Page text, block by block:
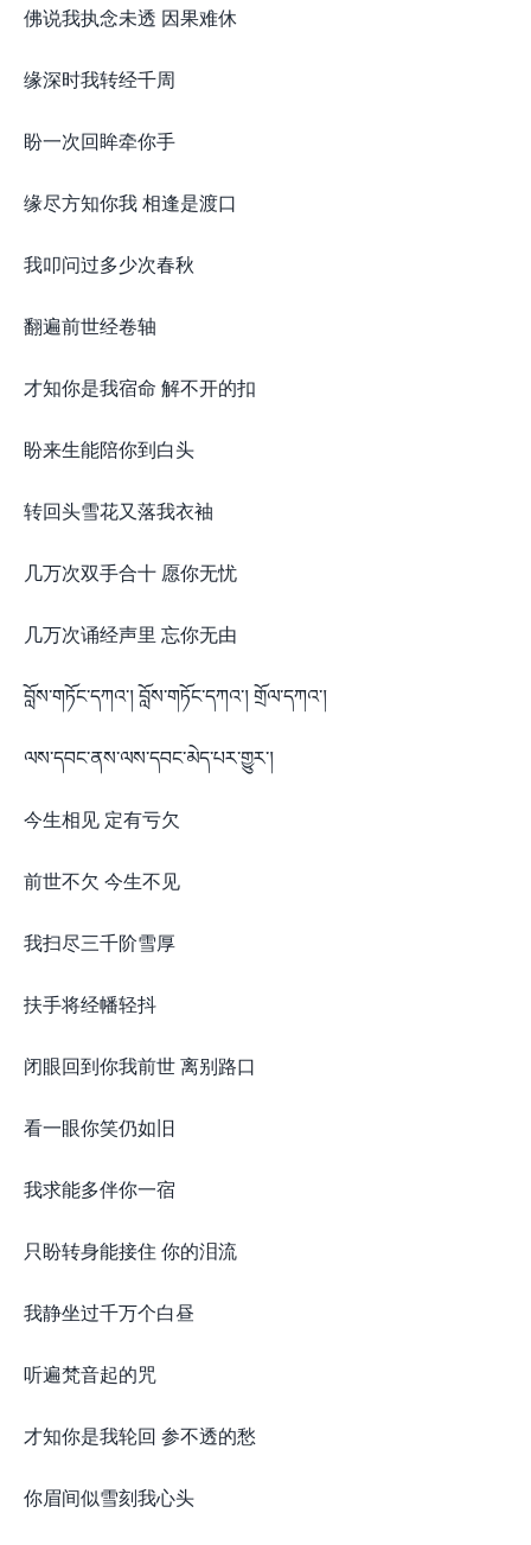
佛说我执念未透 因果难休​
缘深时我转经千周​
盼一次回眸牵你手​
缘尽方知你我 相逢是渡口
我叩问过多少次春秋​
翻遍前世经卷轴​
才知你是我宿命 解不开的扣​
盼来生能陪你到白头​
转回头雪花又落我衣袖
几万次双手合十 愿你无忧
几万次诵经声里 忘你无由​
བློས་གཏོང་དཀའ་། བློས་གཏོང་དཀའ་། གྲོལ་དཀའ་།
ལས་དབང་ནས་ལས་དབང་མེད་པར་གྱུར་།
今生相见 定有亏欠
前世不欠 今生不见
我扫尽三千阶雪厚
扶手将经幡轻抖
闭眼回到你我前世 离别路口​
看一眼你笑仍如旧
我求能多伴你一宿
只盼转身能接住 你的泪流
我静坐过千万个白昼
听遍梵音起的咒
才知你是我轮回 参不透的愁
你眉间似雪刻我心头